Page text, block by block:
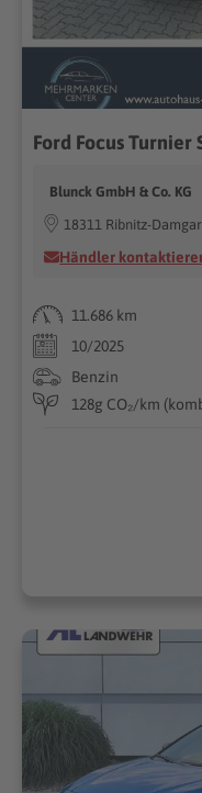
Blunck GmbH & Co. KG
18311 Ribnitz-
Händler
11.686 km
10/2025
Benzin
128g CO₂/km